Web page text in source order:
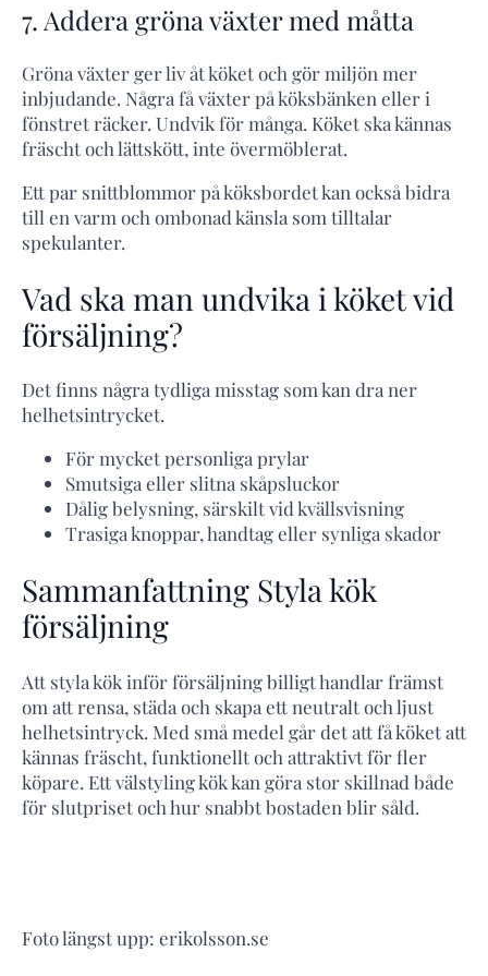
7. Addera gröna växter med måtta
Gröna växter ger liv åt köket och gör miljön mer
inbjudande. Några få växter på köksbänken eller i
fönstret räcker. Undvik för många. Köket ska kännas
fräscht och lättskött, inte övermöblerat.
Ett par snittblommor på köksbordet kan också bidra
till en varm och ombonad känsla som tilltalar
spekulanter.
Vad ska man undvika i köket vid
försäljning?
Det finns några tydliga misstag som kan dra ner
helhetsintrycket.
För mycket personliga prylar
Smutsiga eller slitna skåpsluckor
Dålig belysning, särskilt vid kvällsvisning
Trasiga knoppar, handtag eller synliga skador
Sammanfattning Styla kök
försäljning
Att styla kök inför försäljning billigt handlar främst
om att rensa, städa och skapa ett neutralt och ljust
helhetsintryck. Med små medel går det att få köket att
kännas fräscht, funktionellt och attraktivt för fler
köpare. Ett välstyling kök kan göra stor skillnad både
för slutpriset och hur snabbt bostaden blir såld.
Foto längst upp: erikolsson.se